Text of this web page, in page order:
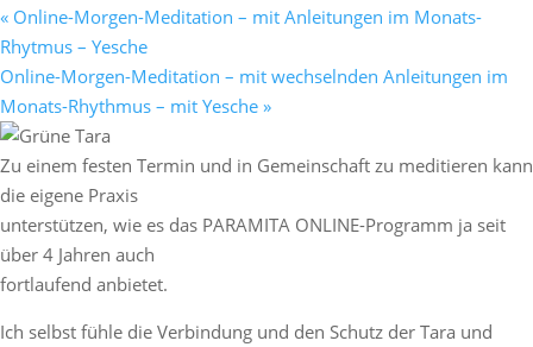
« Online-Morgen-Meditation – mit Anleitungen im Monats-
Rhytmus – Yesche
Online-Morgen-Meditation – mit wechselnden Anleitungen im
Monats-Rhythmus – mit Yesche »
Zu einem festen Termin und in Gemeinschaft zu meditieren kann
die eigene Praxis
unterstützen, wie es das PARAMITA ONLINE-Programm ja seit
über 4 Jahren auch
fortlaufend anbietet.
Ich selbst fühle die Verbindung und den Schutz der Tara und